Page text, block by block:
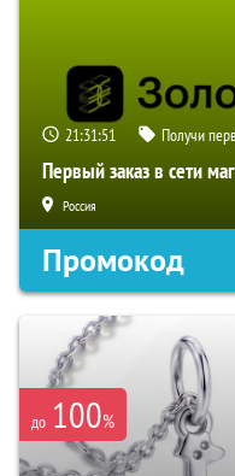
21:31:50 Получи
Первый заказ в сети
Россия
Промокод
до 100%